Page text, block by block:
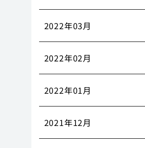
2022年03月
2022年02月
2022年01月
2021年12月